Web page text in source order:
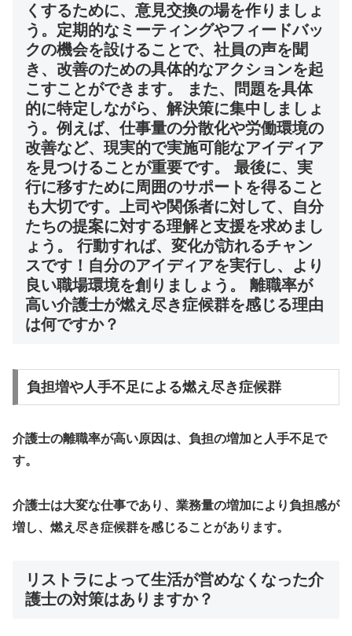
くするために、意見交換の場を作りましょ
う。定期的なミーティングやフィードバッ
クの機会を設けることで、社員の声を聞
き、改善のための具体的なアクションを起
こすことができます。 また、問題を具体
的に特定しながら、解決策に集中しましょ
う。例えば、仕事量の分散化や労働環境の
改善など、現実的で実施可能なアイディア
を見つけることが重要です。 最後に、実
行に移すために周囲のサポートを得ること
も大切です。上司や関係者に対して、自分
たちの提案に対する理解と支援を求めまし
ょう。 行動すれば、変化が訪れるチャン
スです！自分のアイディアを実行し、より
良い職場環境を創りましょう。 離職率が
高い介護士が燃え尽き症候群を感じる理由
は何ですか？
負担増や人手不足による燃え尽き症候群
介護士の離職率が高い原因は、負担の増加と人手不足で
す。
介護士は大変な仕事であり、業務量の増加により負担感が
増し、燃え尽き症候群を感じることがあります。
リストラによって生活が営めなくなった介
護士の対策はありますか？